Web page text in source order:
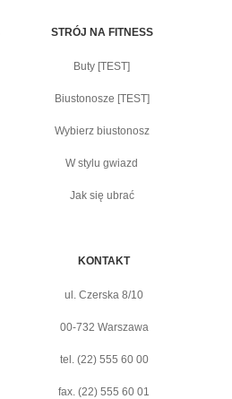
STRÓJ NA FITNESS
Buty [TEST]
Biustonosze [TEST]
Wybierz biustonosz
W stylu gwiazd
Jak się ubrać
KONTAKT
ul. Czerska 8/10
00-732 Warszawa
tel. (22) 555 60 00
fax. (22) 555 60 01